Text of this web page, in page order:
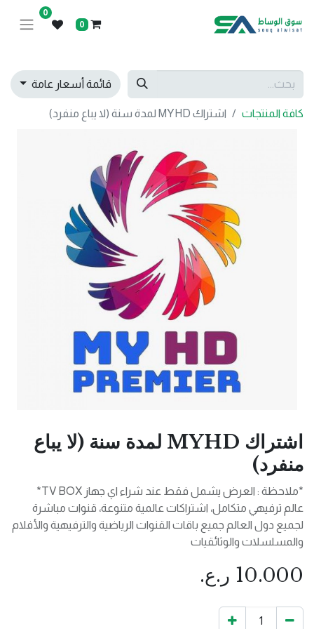
0
0
قائمة أسعار عامة
كافة المنتجات اشتراك MYHD لمدة سنة (لا يباع منفرد)
اشتراك MYHD لمدة سنة (لا يباع
منفرد)
*ملاحظة : العرض يشمل فقط عند شراء اي جهاز TV BOX*
عالم ترفيهي متكامل، اشتراكات عالمية متنوعة، قنوات مباشرة
لجميع دول العالم جميع باقات القنوات الرياضية والترفيهية والأفلام
والمسلسلات والوثائقيات
10.000 ر.ع.